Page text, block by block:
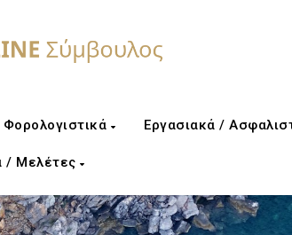
Φορολογιστικά Εργασιακά /
/ Μελέτες